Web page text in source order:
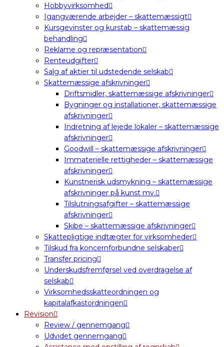
Hobbyvirksomhed
Igangværende arbejder – skattemæssigt
Kursgevinster og kurstab – skattemæssig
behandling
Reklame og repræsentation
Renteudgifter
Salg af aktier til udstedende selskab
Skattemæssige afskrivninger
Driftsmidler, skattemæssige afskrivninger
Bygninger og installationer, skattemæssige
afskrivninger
Indretning af lejede lokaler – skattemæssige
afskrivninger
Goodwill – skattemæssige afskrivninger
Immaterielle rettigheder – skattemæssige
afskrivninger
Kunstnerisk udsmykning – skattemæssige
afskrivninger på kunst mv.
Tilslutningsafgifter – skattemæssige
afskrivninger
Skibe – skattemæssige afskrivninger
Skattepligtige indtægter for virksomheder
Tilskud fra koncernforbundne selskaber
Transfer pricing
Underskudsfremførsel ved overdragelse af
selskab
Virksomhedsskatteordningen og
kapitalafkastordningen
Revision
Review / gennemgang
Udvidet gennemgang